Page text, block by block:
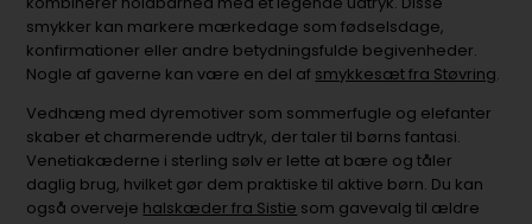
smykker kan markere mærkedage som fødselsdage,
konfirmationer eller andre betydningsfulde begivenheder.
Nogle af gaverne kan være en del af smykkesæt fra Støvring.
Vedhæng med dyremotiver som sommerfugle og elefanter
skaber et charmerende udtryk, der taler til børns fantasi.
Venetiakæderne i sterling sølv er lette at bære og tåler
daglig brug, hvilket gør dem praktiske til aktive børn. Du kan
også overveje halskæder fra Sistie som gavevalg til ældre